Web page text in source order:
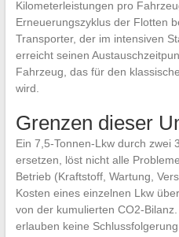
Kilometerleistungen pro
Erneuerungszyklus der Flotten
Transporter, der im intensiven
erreicht seinen
Fahrzeug, das für den
wird.
Grenzen dieser
Ein 7,5-Tonnen-Lkw durch zwei
ersetzen, löst nicht alle
Betrieb (Kraftstoff, Wartung,
Kosten eines einzelnen Lkw
von der kumulierten CO2-
erlauben keine